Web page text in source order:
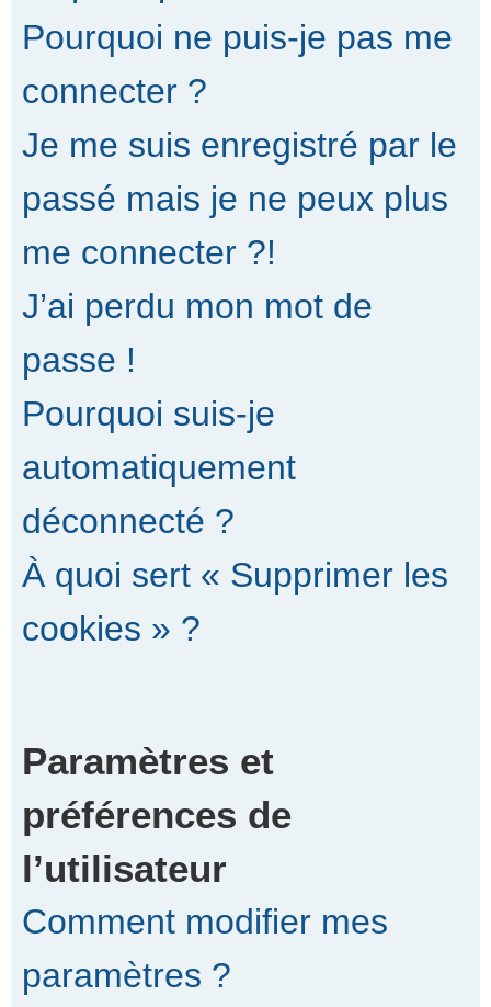
Pourquoi ne puis-je pas me
connecter ?
Je me suis enregistré par le
passé mais je ne peux plus
me connecter ?!
J’ai perdu mon mot de
passe !
Pourquoi suis-je
automatiquement
déconnecté ?
À quoi sert « Supprimer les
cookies » ?
Paramètres et
préférences de
l’utilisateur
Comment modifier mes
paramètres ?